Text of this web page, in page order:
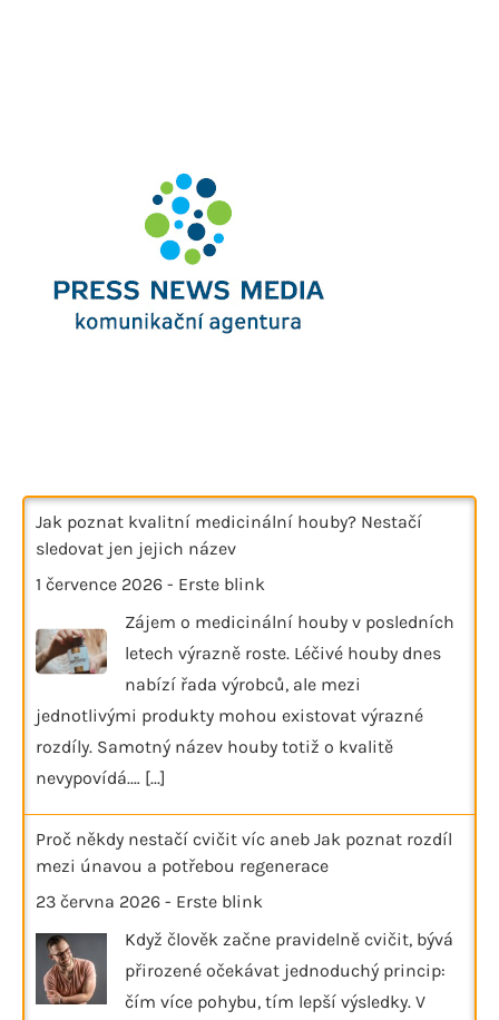
Jak poznat kvalitní medicinální houby? Nestačí
sledovat jen jejich název
1 července 2026 - Erste blink
Zájem o medicinální houby v posledních
letech výrazně roste. Léčivé houby dnes
nabízí řada výrobců, ale mezi
jednotlivými produkty mohou existovat výrazné
rozdíly. Samotný název houby totiž o kvalitě
nevypovídá.… [...]
Proč někdy nestačí cvičit víc aneb Jak poznat rozdíl
mezi únavou a potřebou regenerace
23 června 2026 - Erste blink
Když člověk začne pravidelně cvičit, bývá
přirozené očekávat jednoduchý princip:
čím více pohybu, tím lepší výsledky. V